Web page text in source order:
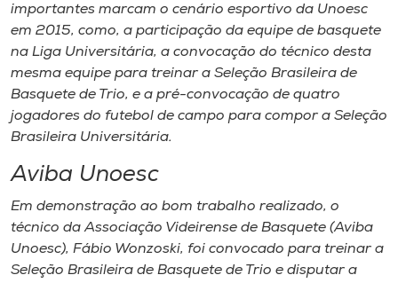
importantes marcam o cenário esportivo da Unoesc
em 2015, como, a participação da equipe de basquete
na Liga Universitária, a convocação do técnico desta
mesma equipe para treinar a Seleção Brasileira de
Basquete de Trio, e a pré-convocação de quatro
jogadores do futebol de campo para compor a Seleção
Brasileira Universitária.
Aviba Unoesc
Em demonstração ao bom trabalho realizado, o
técnico da Associação Videirense de Basquete (Aviba
Unoesc), Fábio Wonzoski, foi convocado para treinar a
Seleção Brasileira de Basquete de Trio e disputar a